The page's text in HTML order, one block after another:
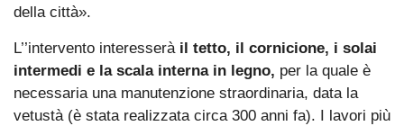
della città».
L’’intervento interesserà il tetto, il cornicione, i solai
intermedi e la scala interna in legno, per la quale è
necessaria una manutenzione straordinaria, data la
vetustà (è stata realizzata circa 300 anni fa). I lavori più